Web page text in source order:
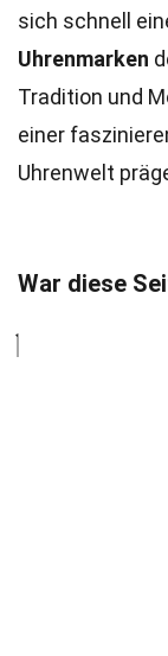
sich schnell
Uhrenmarken
Tradition und
einer
Uhrenwelt
War diese